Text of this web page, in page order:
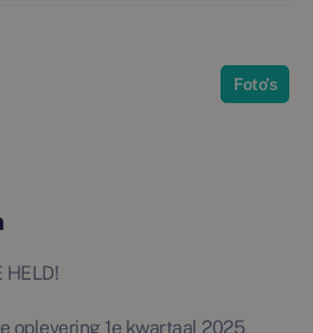
Foto's
HELD!
oplevering 1e kwartaal 2025